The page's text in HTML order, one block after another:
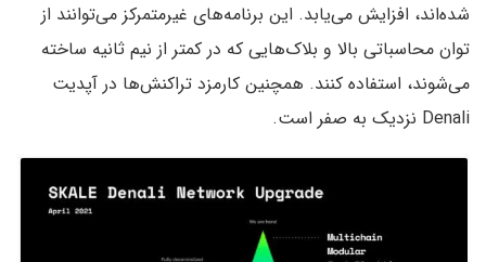
شده‌اند، افزایش می‌یابد. این برنامه‌های غیرمتمرکز می‌توانند از
توان محاسباتی بالا و بلاک‌هایی که در کمتر از نیم ثانیه ساخته
می‌شوند، استفاده کنند. همچنین کارمزد تراکنش‌ها در آپدیت
Denali نزدیک به صفر است.